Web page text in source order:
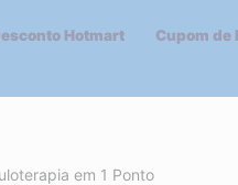
Hotmart Cupom de
em 1 Ponto